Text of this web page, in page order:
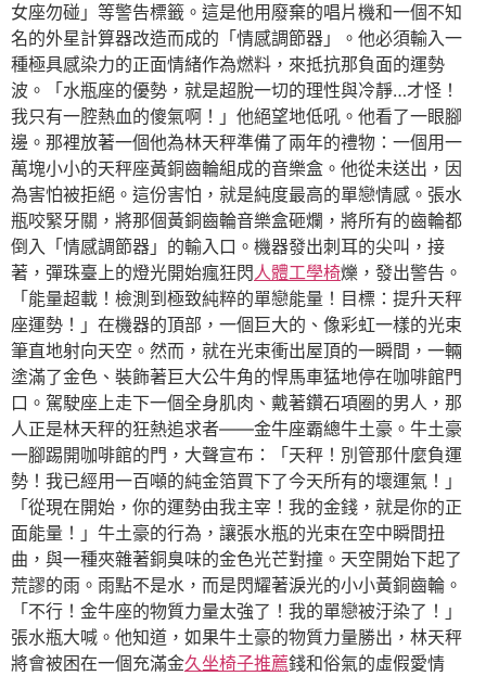
女座勿碰」等警告標籤。這是他用廢棄的唱片機和一個不知
名的外星計算器改造而成的「情感調節器」。他必須輸入一
種極具感染力的正面情緒作為燃料，來抵抗那負面的運勢
波。「水瓶座的優勢，就是超脫一切的理性與冷靜…才怪！
我只有一腔熱血的傻氣啊！」他絕望地低吼。他看了一眼腳
邊。那裡放著一個他為林天秤準備了兩年的禮物：一個用一
萬塊小小的天秤座黃銅齒輪組成的音樂盒。他從未送出，因
為害怕被拒絕。這份害怕，就是純度最高的單戀情感。張水
瓶咬緊牙關，將那個黃銅齒輪音樂盒砸爛，將所有的齒輪都
倒入「情感調節器」的輸入口。機器發出刺耳的尖叫，接
著，彈珠臺上的燈光開始瘋狂閃人體工學椅爍，發出警告。
「能量超載！檢測到極致純粹的單戀能量！目標：提升天秤
座運勢！」在機器的頂部，一個巨大的、像彩虹一樣的光束
筆直地射向天空。然而，就在光束衝出屋頂的一瞬間，一輛
塗滿了金色、裝飾著巨大公牛角的悍馬車猛地停在咖啡館門
口。駕駛座上走下一個全身肌肉、戴著鑽石項圈的男人，那
人正是林天秤的狂熱追求者——金牛座霸總牛土豪。牛土豪
一腳踢開咖啡館的門，大聲宣布：「天秤！別管那什麼負運
勢！我已經用一百噸的純金箔買下了今天所有的壞運氣！」
「從現在開始，你的運勢由我主宰！我的金錢，就是你的正
面能量！」牛土豪的行為，讓張水瓶的光束在空中瞬間扭
曲，與一種夾雜著銅臭味的金色光芒對撞。天空開始下起了
荒謬的雨。雨點不是水，而是閃耀著淚光的小小黃銅齒輪。
「不行！金牛座的物質力量太強了！我的單戀被汙染了！」
張水瓶大喊。他知道，如果牛土豪的物質力量勝出，林天秤
將會被困在一個充滿金久坐椅子推薦錢和俗氣的虛假愛情